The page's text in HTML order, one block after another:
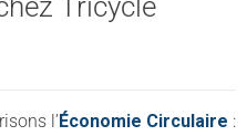
l’Économie Circulaire :